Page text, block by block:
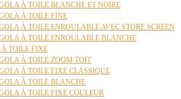
À TOILE BLANCHE ET NOIRE
À TOILE FINE
À TOILE ENROULABLE AVEC STORE SCREEN
À TOILE ENROULABLE BLANCHE
À TOILE FIXE
À TOILE ZOOM TOIT
À TOILE FIXE CLASSIQUE
À TOILE BLANCHE
À TOILE FIXE COULEUR